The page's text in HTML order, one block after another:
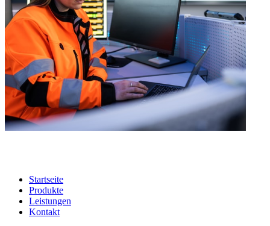
Startseite
Produkte
Leistungen
Kontakt